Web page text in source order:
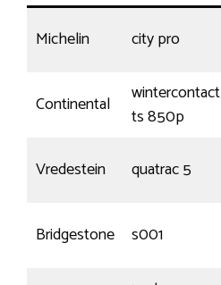
Michelin city pro
Continental
wintercontact
ts 850p
Vredestein quatrac 5
Bridgestone s001